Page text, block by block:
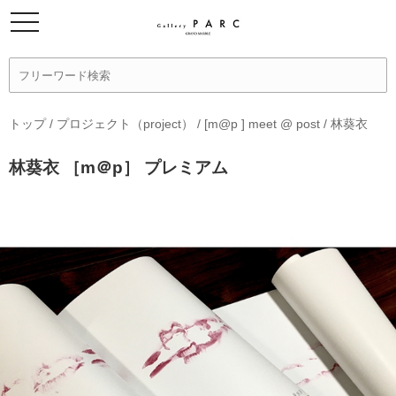
トップ/ プロジェクト（project） / [m@p ] meet @ post / 林葵衣
林葵衣 ［m＠p］ プレミアム